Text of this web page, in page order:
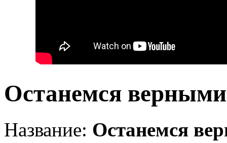
Останемся верными
Название: Останемся